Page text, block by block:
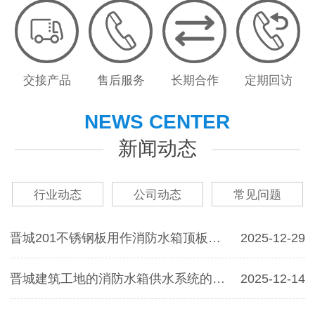
交接产品 售后服务 长期合作 定期回访
NEWS CENTER
新闻动态
行业动态 公司动态 常见问题
晋城201不锈钢板用作消防水箱顶板会带来哪些结构漏水类危害？ 2025-12-29
晋城建筑工地的消防水箱供水系统的稳压泵的价格大概是多少？ 2025-12-14